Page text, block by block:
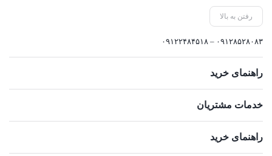
رفتن به بالا
۰۹۱۲۸۵۲۸۰۸۳ – ۰۹۱۲۲۴۸۴۵۱۸
راهنمای خرید
خدمات مشتریان
راهنمای خرید